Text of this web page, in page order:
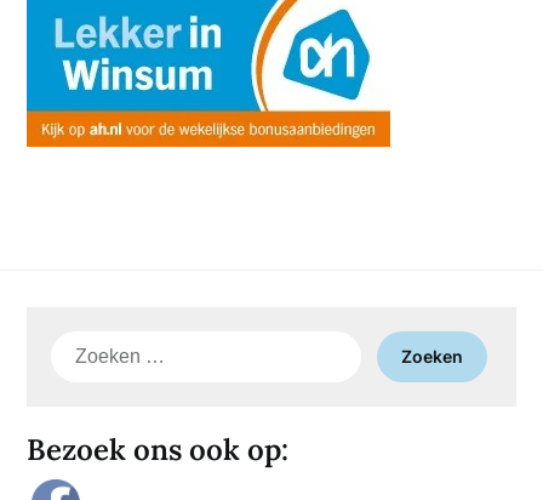
Zoeken
Bezoek ons ook op: